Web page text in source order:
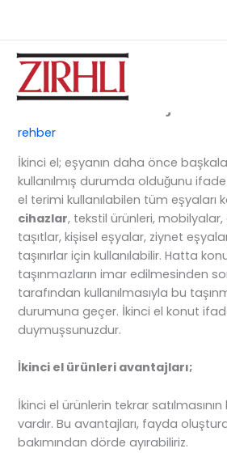
İkinci El Almanın
ve Dezavantajları
rehber
İkinci el; eşyanın daha önce
kullanılmış durumda olduğunu
el terimi kullanılabilen tüm eşyaları
cihazlar, tekstil ürünleri,
taşıtlar, kişisel eşyalar, ziynet
taşınırlar için kullanılabilir. Hatta
taşınmazların imar edilmesinden
tarafından kullanılmasıyla bu
durumuna geçer. İkinci el konut
duymuşsunuzdur.
İkinci el ürünleri avantajları;
İkinci el ürünlerin tekrar
vardır. Bu avantajları, fayda
bakımından dörde ayırabiliriz.